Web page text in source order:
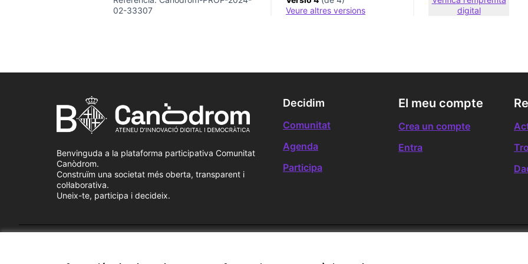
02-33307
veure altres versions
digital
Benvinguda a la plataforma participativa Comunitat
Canòdrom.
Construïm una societat més oberta, transparent i
col·laborativa.
Uneix-te, participa i decideix.
Decidim
Comunitat
Agenda
Participa
El meu compte
Crea un compte
Entra